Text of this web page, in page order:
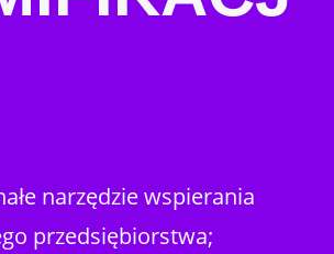
narzędzie wspierania
przedsiębiorstwa;